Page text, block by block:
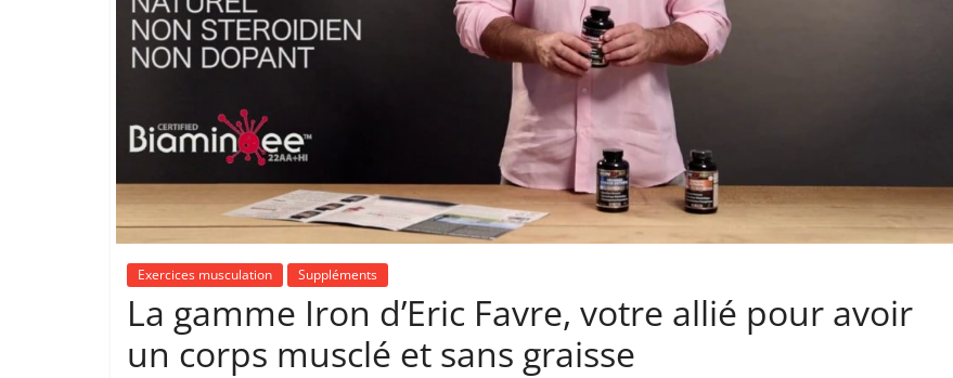
Exercices musculation Suppléments
La gamme Iron d’Eric Favre, votre allié pour avoir
un corps musclé et sans graisse